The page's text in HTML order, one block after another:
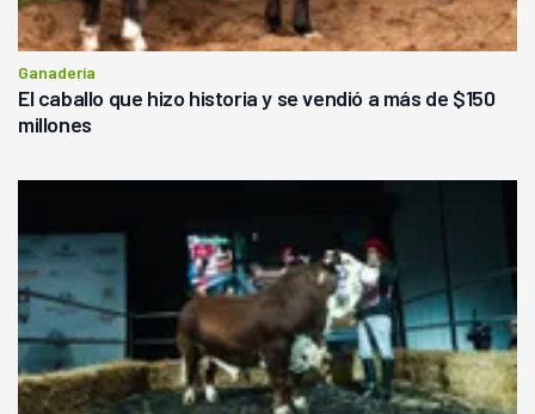
Ganadería
El caballo que hizo historia y se vendió a más de $150
millones